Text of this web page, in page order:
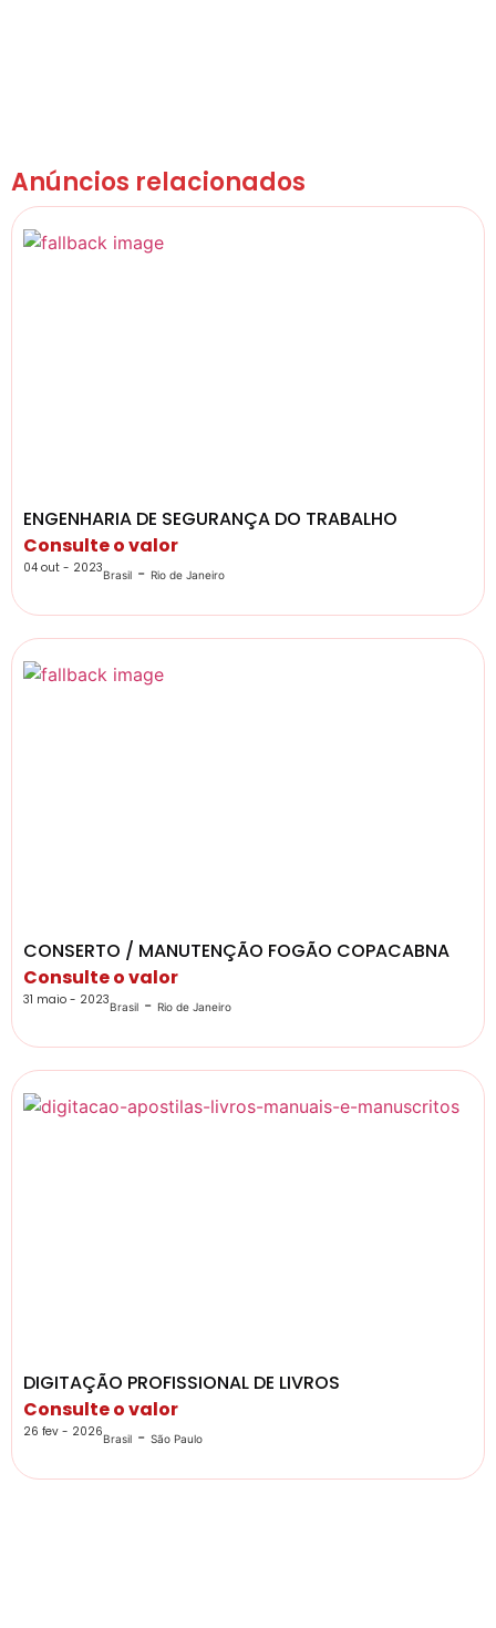
Anúncios relacionados
ENGENHARIA DE SEGURANÇA DO TRABALHO
Consulte o valor
04 out - 2023Brasil - Rio de Janeiro
CONSERTO / MANUTENÇÃO FOGÃO COPACABNA
Consulte o valor
31 maio - 2023Brasil - Rio de Janeiro
DIGITAÇÃO PROFISSIONAL DE LIVROS
Consulte o valor
26 fev - 2026Brasil - São Paulo